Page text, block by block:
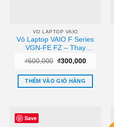
VO LAPTOP VAIO
Vỏ Laptop VAIO F Series
VGN-FE FZ – Thay
TPHCM
₫600,000 Giá
là:
₫600,000.
₫300,000Giá
tại
₫300,000.
THÊM VÀO GIỎ HÀNG
Save